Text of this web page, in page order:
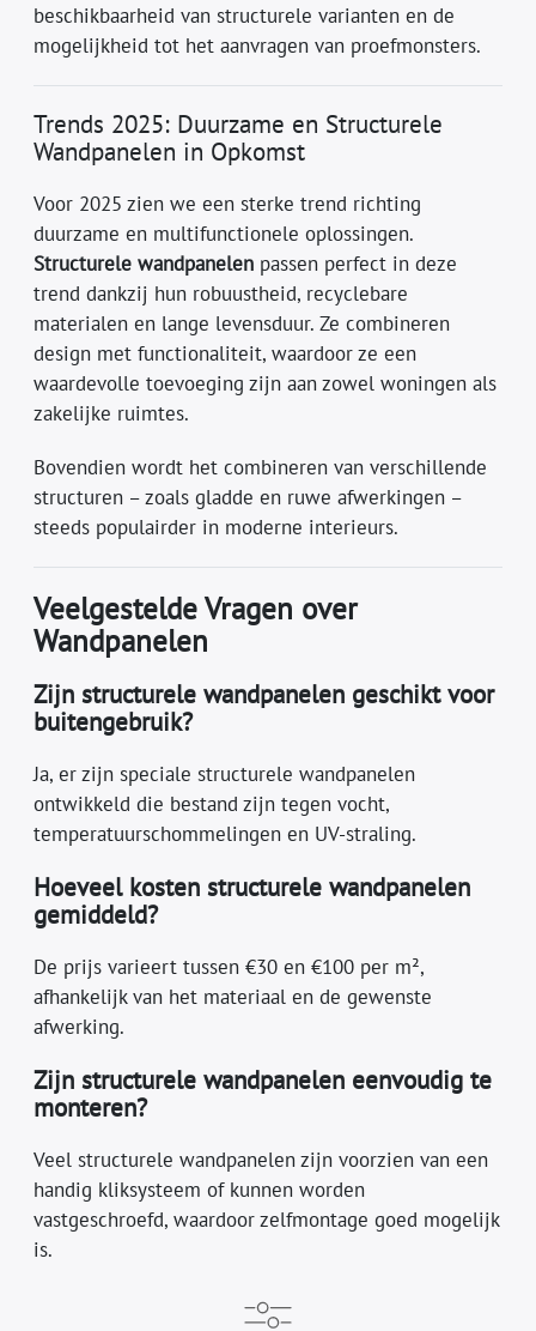
beschikbaarheid van structurele varianten en de
mogelijkheid tot het aanvragen van proefmonsters.
Trends 2025: Duurzame en Structurele
Wandpanelen in Opkomst
Voor 2025 zien we een sterke trend richting
duurzame en multifunctionele oplossingen.
Structurele wandpanelen passen perfect in deze
trend dankzij hun robuustheid, recyclebare
materialen en lange levensduur. Ze combineren
design met functionaliteit, waardoor ze een
waardevolle toevoeging zijn aan zowel woningen als
zakelijke ruimtes.
Bovendien wordt het combineren van verschillende
structuren – zoals gladde en ruwe afwerkingen –
steeds populairder in moderne interieurs.
Veelgestelde Vragen over
Wandpanelen
Zijn structurele wandpanelen geschikt voor
buitengebruik?
Ja, er zijn speciale structurele wandpanelen
ontwikkeld die bestand zijn tegen vocht,
temperatuurschommelingen en UV-straling.
Hoeveel kosten structurele wandpanelen
gemiddeld?
De prijs varieert tussen €30 en €100 per m²,
afhankelijk van het materiaal en de gewenste
afwerking.
Zijn structurele wandpanelen eenvoudig te
monteren?
Veel structurele wandpanelen zijn voorzien van een
handig kliksysteem of kunnen worden
vastgeschroefd, waardoor zelfmontage goed mogelijk
is.